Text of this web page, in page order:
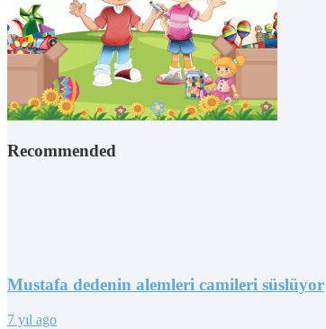
Recommended
Mustafa dedenin alemleri camileri süslüyor
7 yıl ago